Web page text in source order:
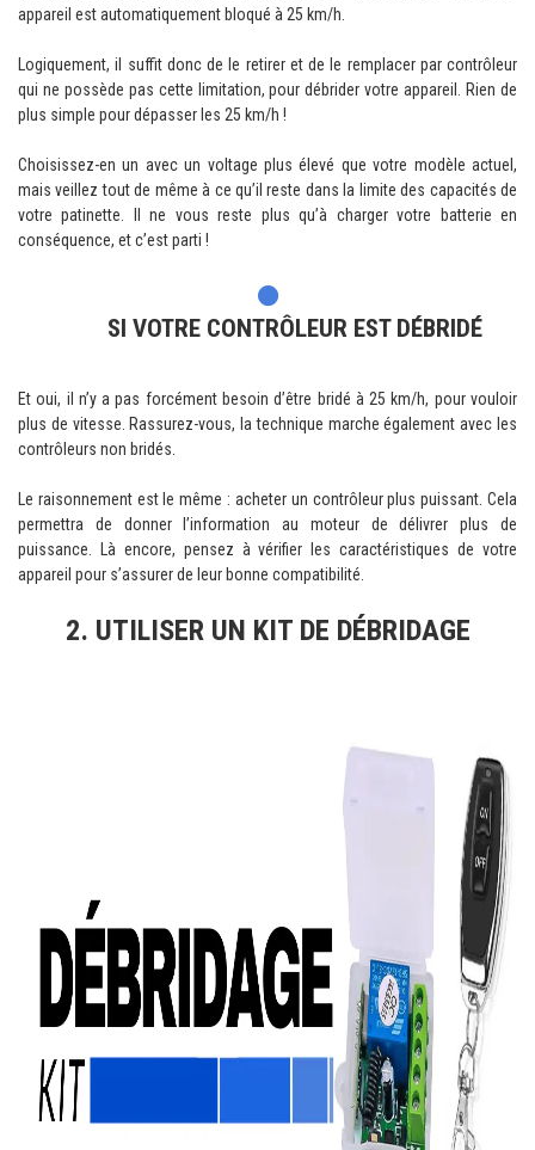
appareil est automatiquement bloqué à 25 km/h.
Logiquement, il suffit donc de le retirer et de le remplacer par contrôleur
qui ne possède pas cette limitation, pour débrider votre appareil. Rien de
plus simple pour dépasser les 25 km/h !
Choisissez-en un avec un voltage plus élevé que votre modèle actuel,
mais veillez tout de même à ce qu’il reste dans la limite des capacités de
votre patinette. Il ne vous reste plus qu’à charger votre batterie en
conséquence, et c’est parti !
SI VOTRE CONTRÔLEUR EST DÉBRIDÉ
Et oui, il n’y a pas forcément besoin d’être bridé à 25 km/h, pour vouloir
plus de vitesse. Rassurez-vous, la technique marche également avec les
contrôleurs non bridés.
Le raisonnement est le même : acheter un contrôleur plus puissant. Cela
permettra de donner l’information au moteur de délivrer plus de
puissance. Là encore, pensez à vérifier les caractéristiques de votre
appareil pour s’assurer de leur bonne compatibilité.
2. UTILISER UN KIT DE DÉBRIDAGE